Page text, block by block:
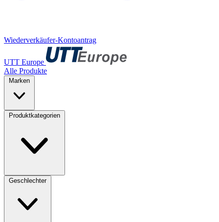
Wiederverkäufer-Kontoantrag
UTT Europe
Alle Produkte
Marken
Produktkategorien
Geschlechter